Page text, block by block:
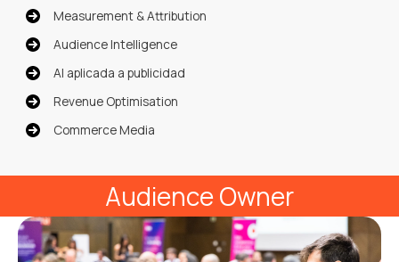
Measurement & Attribution
Audience Intelligence
AI aplicada a publicidad
Revenue Optimisation
Commerce Media
Audience Owner